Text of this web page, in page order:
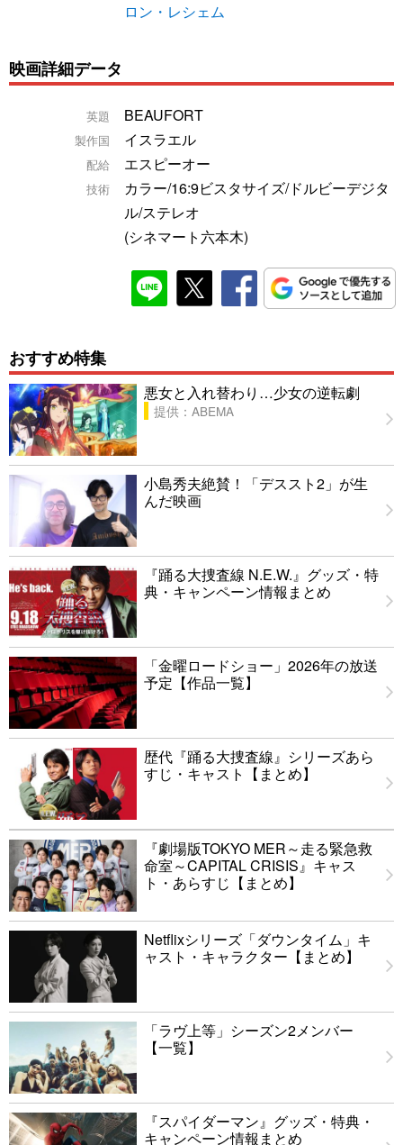
ロン・レシェム
映画詳細データ
英題 BEAUFORT
製作国 イスラエル
配給 エスピーオー
技術
カラー/16:9ビスタサイズ/ドルビーデジタ
ル/ステレオ
(シネマート六本木)
おすすめ特集
悪女と入れ替わり…少女の逆転劇
提供：ABEMA
小島秀夫絶賛！「デススト2」が生
んだ映画
『踊る大捜査線 N.E.W.』グッズ・特
典・キャンペーン情報まとめ
「金曜ロードショー」2026年の放送
予定【作品一覧】
歴代『踊る大捜査線』シリーズあら
すじ・キャスト【まとめ】
『劇場版TOKYO MER～走る緊急救
命室～CAPITAL CRISIS』キャス
ト・あらすじ【まとめ】
Netflixシリーズ「ダウンタイム」キ
ャスト・キャラクター【まとめ】
「ラヴ上等」シーズン2メンバー
【一覧】
『スパイダーマン』グッズ・特典・
キャンペーン情報まとめ